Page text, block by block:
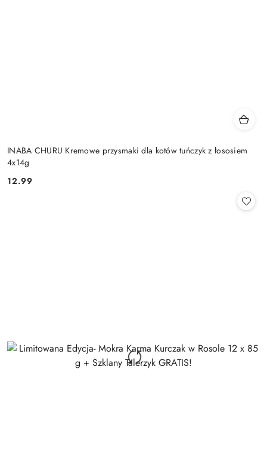
INABA CHURU Kremowe przysmaki dla kotów tuńczyk z łososiem
4x14g
Cena:
12.99